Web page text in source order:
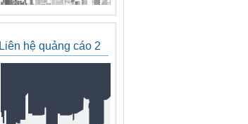
Liên hệ quảng cáo 2